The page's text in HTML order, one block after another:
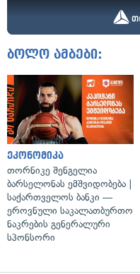
ბოლო ამბები:
ეკონომიკა
თორნიკე შენგელია
ბარსელონას ემშვიდობება |
საქართველოს ბანკი —
ეროვნული საკალათბურთო
ნაკრების გენერალური
სპონსორი